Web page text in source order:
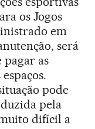
os Jogos
em
será
as
pode
pela
difícil a